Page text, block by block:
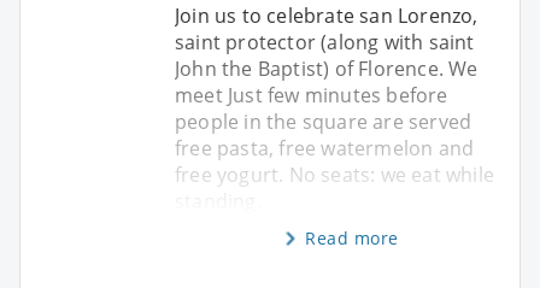
Join us to celebrate san Lorenzo,
saint protector (along with saint
John the Baptist) of Florence. We
meet Just few minutes before
people in the square are served
free pasta, free watermelon and
free yogurt. No seats: we eat while
Read more